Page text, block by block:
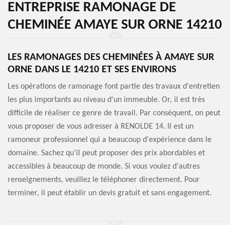
ENTREPRISE RAMONAGE DE
CHEMINÉE AMAYE SUR ORNE 14210
LES RAMONAGES DES CHEMINÉES À AMAYE SUR
ORNE DANS LE 14210 ET SES ENVIRONS
Les opérations de ramonage font partie des travaux d'entretien
les plus importants au niveau d'un immeuble. Or, il est très
difficile de réaliser ce genre de travail. Par conséquent, on peut
vous proposer de vous adresser à RENOLDE 14. Il est un
ramoneur professionnel qui a beaucoup d'expérience dans le
domaine. Sachez qu'il peut proposer des prix abordables et
accessibles à beaucoup de monde. Si vous voulez d'autres
renseignements, veuillez le téléphoner directement. Pour
terminer, il peut établir un devis gratuit et sans engagement.